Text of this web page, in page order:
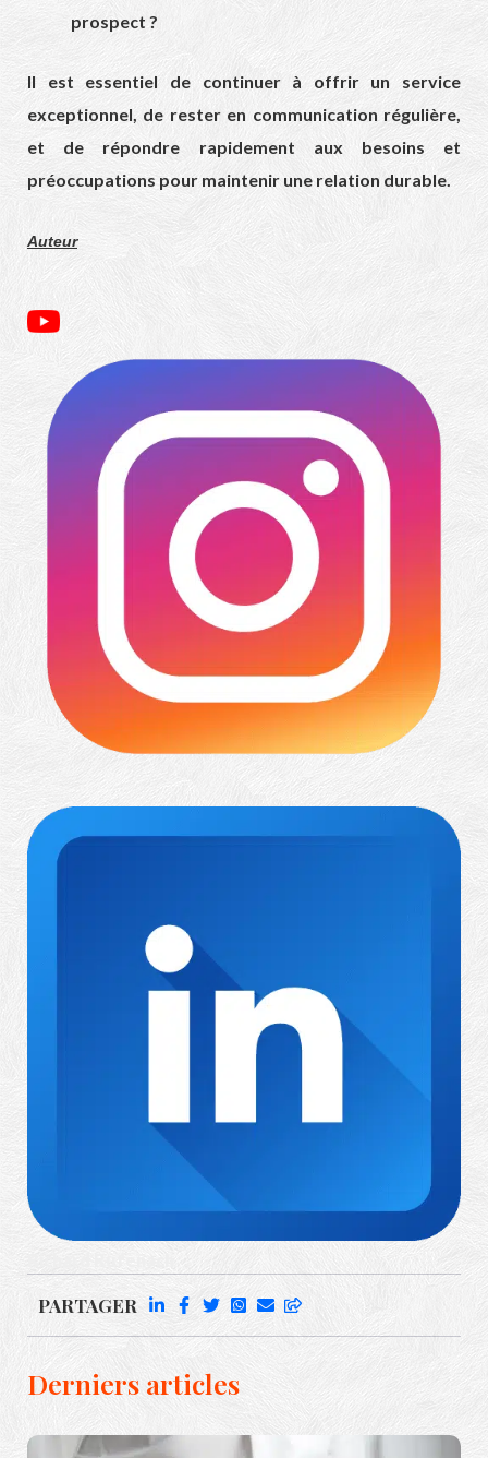
prospect ?
Il est essentiel de continuer à offrir un service
exceptionnel, de rester en communication régulière,
et de répondre rapidement aux besoins et
préoccupations pour maintenir une relation durable.
Auteur
PARTAGER
Derniers articles